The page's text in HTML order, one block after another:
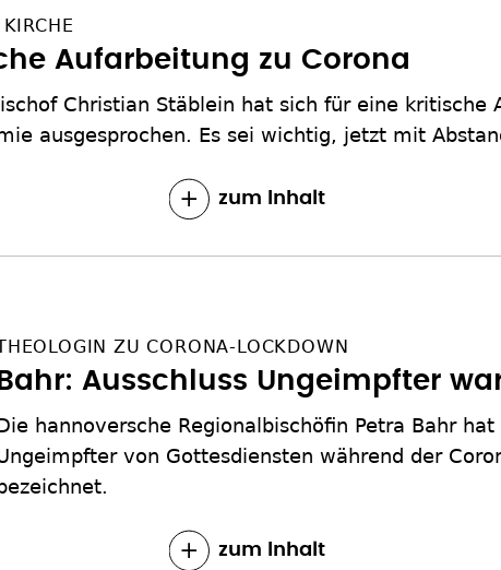
Aufarbeitung zu Corona
Christian Stäblein hat sich für eine kritische
ausgesprochen. Es sei wichtig, jetzt mit
zum Inhalt
ZU CORONA-LOCKDOWN
Bahr: Ausschluss Ungeimpfter
hannoversche Regionalbischöfin Petra Bahr hat
von Gottesdiensten während der
bezeichnet.
zum Inhalt